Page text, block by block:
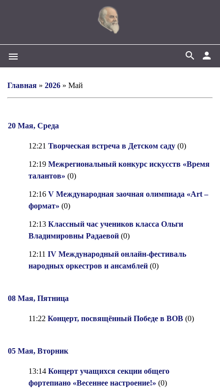
menu person
search
Главная » 2026 » Май
20 Мая, Среда
12:21 Творческая встреча в Детском саду (0)
12:19 Межрегиональный конкурс искусств «Время
талантов» (0)
12:16 V Международная заочная олимпиада «Art –
формат» (0)
12:13 Классный час учеников класса Ольги
Владимировны Радаевой (0)
12:11 IV Международный онлайн-фестиваль
народных оркестров и ансамблей (0)
08 Мая, Пятница
11:22 Концерт, посвящённый Победе в ВОВ (0)
05 Мая, Вторник
13:14 Концерт учащихся секции общего
фортепиано «Весеннее настроение!» (0)